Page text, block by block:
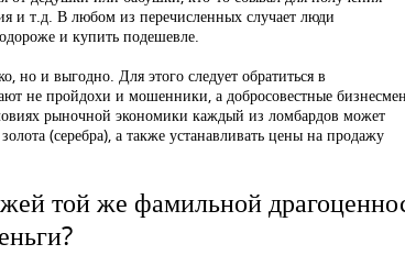
и т.д. В любом из перечисленных случает люди
и купить подешевле.
но и выгодно. Для этого следует обратиться в
не пройдохи и мошенники, а добросовестные
рыночной экономики каждый из ломбардов может
(серебра), а также устанавливать цены на продажу
той же фамильной